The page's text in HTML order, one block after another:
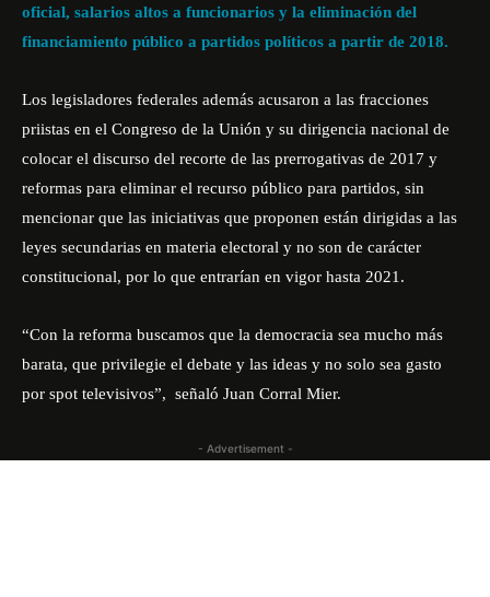
oficial, salarios altos a funcionarios y la eliminación del
financiamiento público a partidos políticos a partir de 2018.
Los legisladores federales además acusaron a las fracciones
priistas en el Congreso de la Unión y su dirigencia nacional de
colocar el discurso del recorte de las prerrogativas de 2017 y
reformas para eliminar el recurso público para partidos, sin
mencionar que las iniciativas que proponen están dirigidas a las
leyes secundarias en materia electoral y no son de carácter
constitucional, por lo que entrarían en vigor hasta 2021.
“Con la reforma buscamos que la democracia sea mucho más
barata, que privilegie el debate y las ideas y no solo sea gasto
por spot televisivos”, señaló Juan Corral Mier.
- Advertisement -